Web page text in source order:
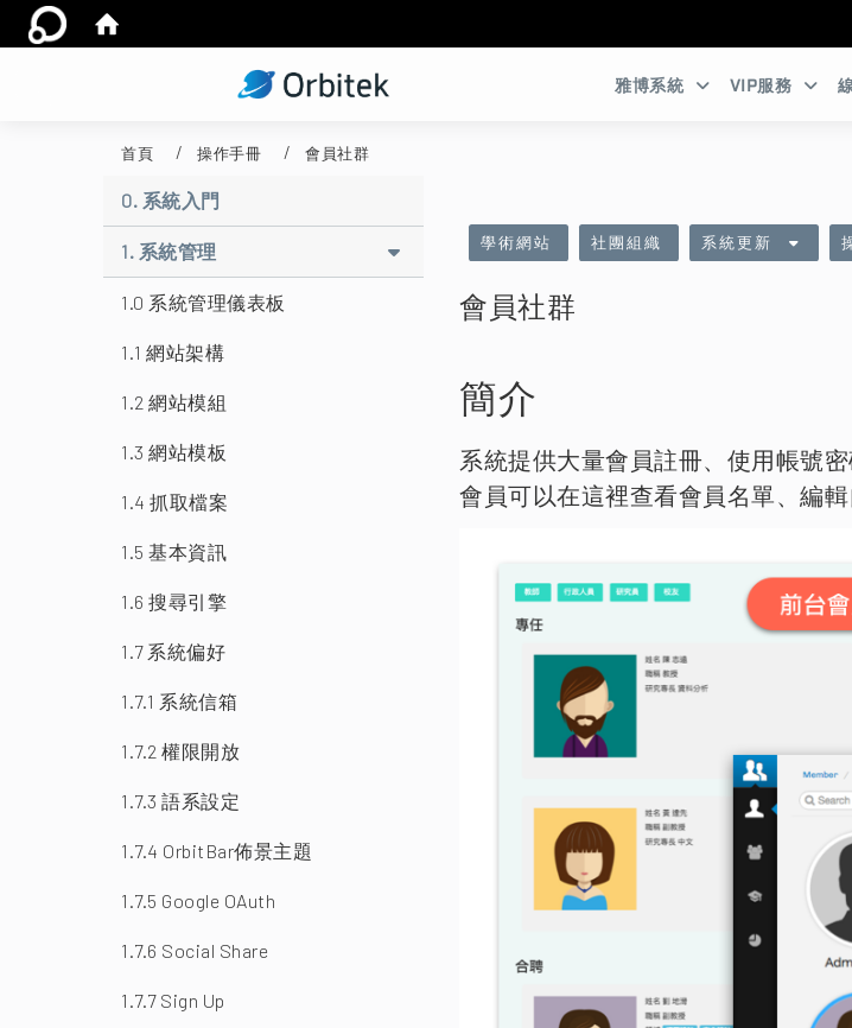
雅博系統 VIP服務
首頁 操作手冊 會員社群
0. 系統入門
1. 系統管理
1.0 系統管理儀表板
1.1 網站架構
1.2 網站模組
1.3 網站模板
1.4 抓取檔案
1.5 基本資訊
1.6 搜尋引擎
1.7 系統偏好
1.7.1 系統信箱
1.7.2 權限開放
1.7.3 語系設定
1.7.4 OrbitBar佈景主題
1.7.5 Google OAuth
1.7.6 Social Share
1.7.7 Sign Up
學術網站 社團組織 系統更新
會員社群
簡介
系統提供大量會員註冊、使用帳號
會員可以在這裡查看會員名單、編